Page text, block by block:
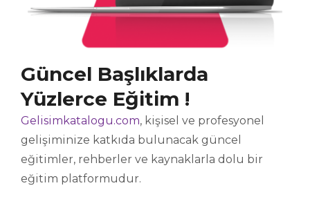
Güncel Başlıklarda
Yüzlerce Eğitim !
Gelisimkatalogu.com, kişisel ve profesyonel
gelişiminize katkıda bulunacak güncel
eğitimler, rehberler ve kaynaklarla dolu bir
eğitim platformudur.